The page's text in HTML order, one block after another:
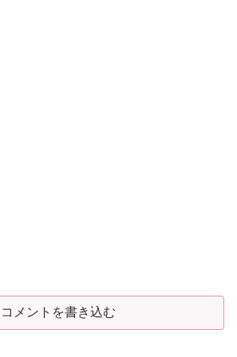
コメントを書き込む